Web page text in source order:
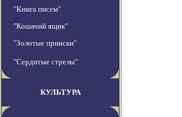
"Книга писем"
"Кошачий ящик"
"Золотые прииски"
"Сердитые стрелы"
КУЛЬТУРА